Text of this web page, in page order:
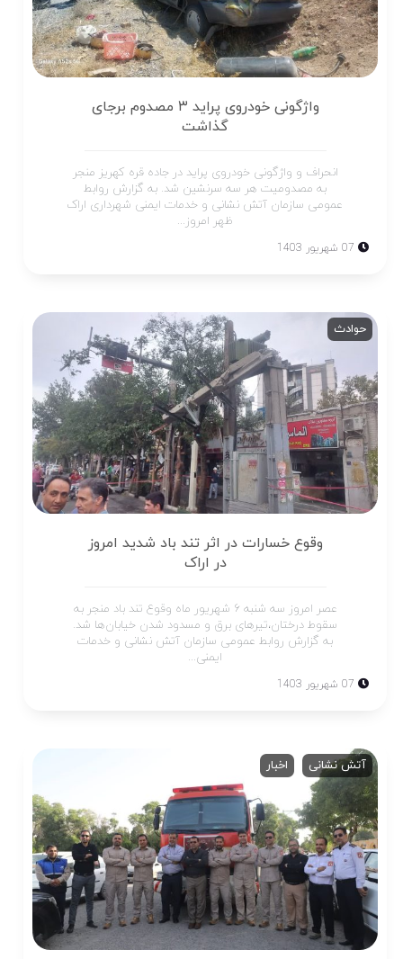
واژگونی خودروی پراید ۳ مصدوم برجای
گذاشت
انحراف و واژگونی خودروی پراید در جاده قره کهریز منجر
به مصدومیت هر سه سرنشین شد. به گزارش روابط
عمومی سازمان آتش نشانی و خدمات ایمنی شهرداری اراک
ظهر امروز...
07 شهریور 1403
حوادث
وقوع خسارات در اثر تند باد شدید امروز
در اراک
عصر امروز سه شنبه ۶ شهریور ماه وقوع تند باد منجر به
سقوط درختان،تیرهای برق و مسدود شدن خیابان‌ها شد.
به گزارش روابط عمومی سازمان آتش نشانی و خدمات
ایمنی...
07 شهریور 1403
آتش نشانی اخبار